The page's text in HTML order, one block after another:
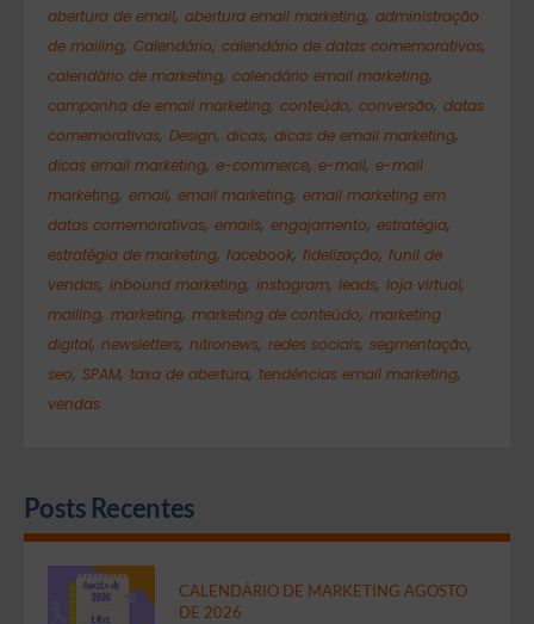
abertura de email, abertura email marketing, administração
de mailing, Calendário, calendário de datas comemorativas,
calendário de marketing, calendário email marketing,
campanha de email marketing, conteúdo, conversão, datas
comemorativas, Design, dicas, dicas de email marketing,
dicas email marketing, e-commerce, e-mail, e-mail
marketing, email, email marketing, email marketing em
datas comemorativas, emails, engajamento, estratégia,
estratégia de marketing, facebook, fidelização, funil de
vendas, inbound marketing, instagram, leads, loja virtual,
mailing, marketing, marketing de conteúdo, marketing
digital, newsletters, nitronews, redes sociais, segmentação,
seo, SPAM, taxa de abertura, tendências email marketing,
vendas
Posts Recentes
CALENDÁRIO DE MARKETING AGOSTO
DE 2026